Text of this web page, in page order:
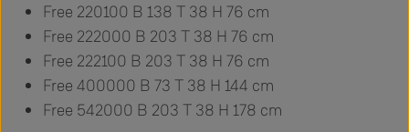
Free 220100 B 138 T 38 H 76 cm
Free 222000 B 203 T 38 H 76 cm
Free 222100 B 203 T 38 H 76 cm
Free 400000 B 73 T 38 H 144 cm
Free 542000 B 203 T 38 H 178 cm